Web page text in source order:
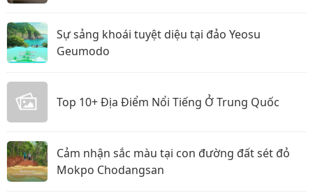
Sự sảng khoái tuyệt diệu tại đảo Yeosu
Geumodo
Top 10+ Địa Điểm Nổi Tiếng Ở Trung Quốc
Cảm nhận sắc màu tại con đường đất sét đỏ
Mokpo Chodangsan